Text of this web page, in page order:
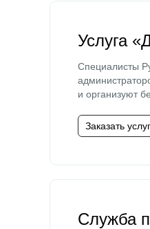
Услуга
Специалисты
и организуют
Заказать
Служба